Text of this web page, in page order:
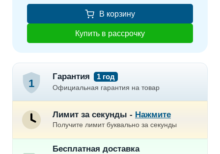
В корзину
Купить в рассрочку
1
Гарантия 1 год
Официальная гарантия на товар
Лимит за секунды - Нажмите
Получите лимит буквально за секунды
Бесплатная доставка